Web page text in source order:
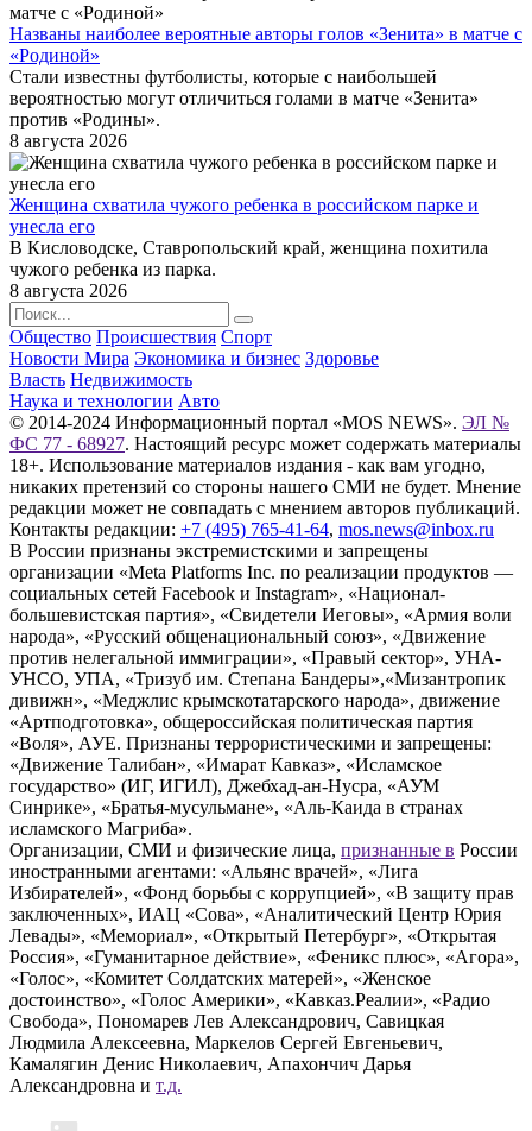
Названы наиболее вероятные авторы голов «Зенита» в матче с
«Родиной»
Стали известны футболисты, которые с наибольшей
вероятностью могут отличиться голами в матче «Зенита»
против «Родины».
8 августа 2026
Женщина схватила чужого ребенка в российском парке и
унесла его
В Кисловодске, Ставропольский край, женщина похитила
чужого ребенка из парка.
8 августа 2026
Общество Происшествия Спорт
Новости Мира Экономика и бизнес Здоровье
Власть Недвижимость
Наука и технологии Авто
© 2014-2024 Информационный портал «MOS NEWS». ЭЛ №
ФС 77 - 68927. Настоящий ресурс может содержать материалы
18+. Использование материалов издания - как вам угодно,
никаких претензий со стороны нашего СМИ не будет. Мнение
редакции может не совпадать с мнением авторов публикаций.
Контакты редакции: +7 (495) 765-41-64, mos.news@inbox.ru
В России признаны экстремистскими и запрещены
организации «Meta Platforms Inc. по реализации продуктов —
социальных сетей Facebook и Instagram», «Национал-
большевистская партия», «Свидетели Иеговы», «Армия воли
народа», «Русский общенациональный союз», «Движение
против нелегальной иммиграции», «Правый сектор», УНА-
УНСО, УПА, «Тризуб им. Степана Бандеры»,«Мизантропик
дивижн», «Меджлис крымскотатарского народа», движение
«Артподготовка», общероссийская политическая партия
«Воля», АУЕ. Признаны террористическими и запрещены:
«Движение Талибан», «Имарат Кавказ», «Исламское
государство» (ИГ, ИГИЛ), Джебхад-ан-Нусра, «АУМ
Синрике», «Братья-мусульмане», «Аль-Каида в странах
исламского Магриба».
Организации, СМИ и физические лица, признанные в России
иностранными агентами: «Альянс врачей», «Лига
Избирателей», «Фонд борьбы с коррупцией», «В защиту прав
заключенных», ИАЦ «Сова», «Аналитический Центр Юрия
Левады», «Мемориал», «Открытый Петербург», «Открытая
Россия», «Гуманитарное действие», «Феникс плюс», «Агора»,
«Голос», «Комитет Солдатских матерей», «Женское
достоинство», «Голос Америки», «Кавказ.Реалии», «Радио
Свобода», Пономарев Лев Александрович, Савицкая
Людмила Алексеевна, Маркелов Сергей Евгеньевич,
Камалягин Денис Николаевич, Апахончич Дарья
Александровна и т.д.